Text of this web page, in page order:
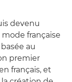
devenu
française
au
premier
français, et